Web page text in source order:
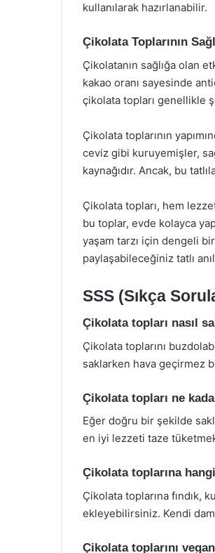
kullanılarak hazırlanabilir.
Çikolata Toplarının
Çikolatanın sağlığa olan
kakao oranı sayesinde
çikolata topları genellikle
Çikolata toplarının
ceviz gibi kuruyemişler,
kaynağıdır. Ancak, bu
Çikolata topları, hem
bu toplar, evde kolayca
yaşam tarzı için dengeli
paylaşabileceğiniz tatlı
SSS (Sıkça
Çikolata topları nasıl
Çikolata toplarını
saklarken hava geçirmez
Çikolata topları ne
Eğer doğru bir şekilde
en iyi lezzeti taze
Çikolata toplarına
Çikolata toplarına fındık,
ekleyebilirsiniz. Kendi
Çikolata toplarını